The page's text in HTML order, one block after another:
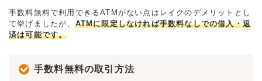
手数料無料で利用できるATMがない点はレイクのデメリットとし
て挙げましたが、 ATMに限定しなければ手数料なしでの借入・返
済は可能です。
手数料無料の取引方法